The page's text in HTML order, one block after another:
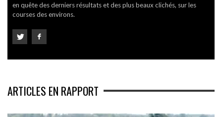
en quête des derniers résultats et des plus beaux clichés, sur les
courses des environs.
ARTICLES EN RAPPORT